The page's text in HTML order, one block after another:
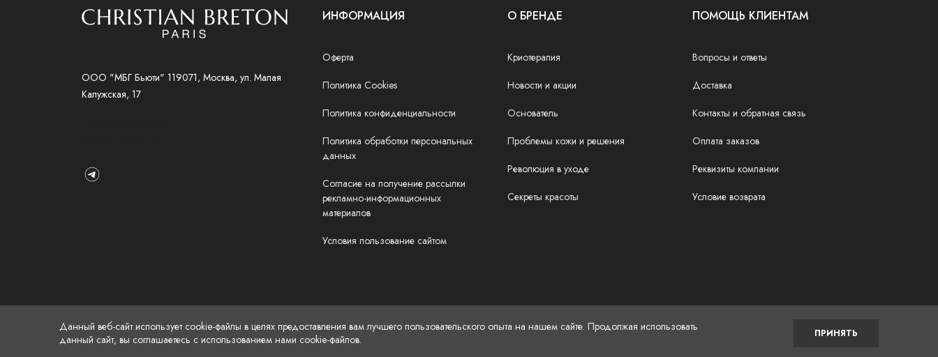
ООО "МБГ Бьюти" 119071, Москва, ул. Малая
Калужская, 17
ИНФОРМАЦИЯ
Оферта
Политика Cookies
Политика конфиденциальности
Политика обработки персональных
данных
Согласие на получение рассылки
рекламно-информационных
материалов
Условия пользование сайтом
О БРЕНДЕ
Криотерапия
Новости и акции
Основатель
Проблемы кожи и решения
Революция в уходе
Секреты красоты
ПОМОЩЬ КЛИЕНТАМ
Вопросы и ответы
Доставка
Контакты и обратная связь
Оплата заказов
Реквизиты компании
Условие возврата
©2026 christianbreton.ru
Данный веб-сайт использует cookie-файлы в целях предоставления вам лучшего пользовательского опыта на нашем сайте. Продолжая использовать
данный сайт, вы соглашаетесь с использованием нами cookie-файлов.
ПРИНЯТЬ